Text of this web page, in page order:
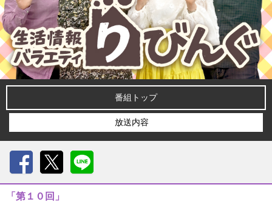
番組トップ
放送内容
「第１０回」